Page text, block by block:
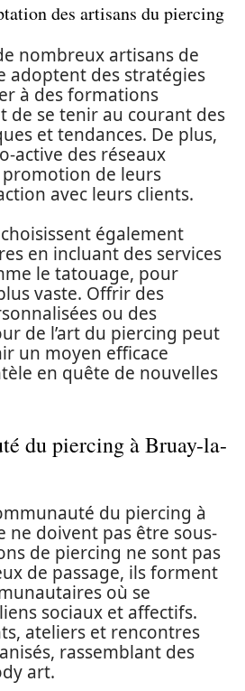
des artisans du piercing
nombreux artisans de
adoptent des stratégies
à des formations
de se tenir au courant des
et tendances. De plus,
active des réseaux
de leurs
avec leurs clients.
également
en incluant des services
le tatouage, pour
vaste. Offrir des
ou des
de l’art du piercing peut
un moyen efficace
en quête de nouvelles
du piercing à Bruay-la-
du piercing à
ne doivent pas être sous-
de piercing ne sont pas
de passage, ils forment
où se
sociaux et affectifs.
ateliers et rencontres
rassemblant des
art.